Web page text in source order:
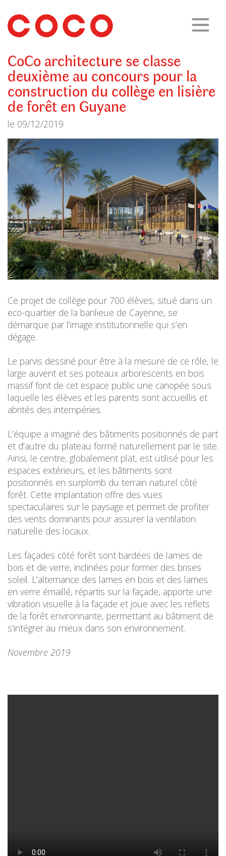
CoCo
Architecture
architecture,
urbanisme,
CoCo architecture se classe
deuxième au concours pour la
construction du collège en lisière
de forêt en Guyane
le 09/12/2019
Ce projet de collège pour 700 élèves, situé dans un
eco-quartier de la banlieue de Cayenne, se
démarque par l’image institutionnelle qui s’en
dégage.
Le parvis dessiné pour être à la mesure de ce rôle, le
large auvent et ses poteaux arborescents en bois
massif font de cet espace public une canopée sous
laquelle les élèves et les parents sont accueillis et
abrités des intempéries.
L’équipe a imaginé des bâtiments positionnés de part
et d’autre du plateau formé naturellement par le site.
Ainsi, le centre, globalement plat, est utilisé pour les
espaces extérieurs, et les bâtiments sont
positionnés en surplomb du terrain naturel côté
forêt. Cette implantation offre des vues
spectaculaires sur le paysage et permet de profiter
des vents dominants pour assurer la ventilation
naturelle des locaux.
Les façades côté forêt sont bardées de lames de
bois et de verre, inclinées pour former des brises
soleil. L’alternance des lames en bois et des lames
en verre émaillé, répartis sur la façade, apporte une
vibration visuelle à la façade et joue avec les reflets
de la forêt environnante, permettant au bâtiment de
s‘intégrer au mieux dans son environnement.
Novembre 2019